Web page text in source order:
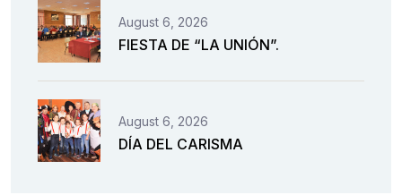
August 6, 2026
FIESTA DE “LA UNIÓN”.
August 6, 2026
DÍA DEL CARISMA